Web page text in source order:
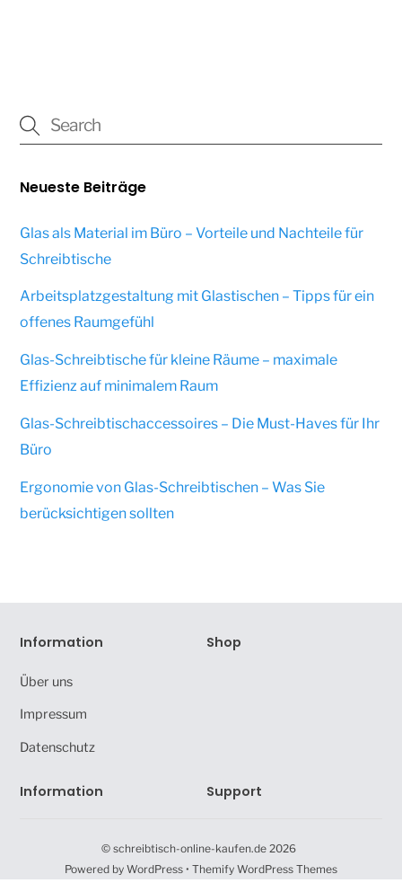
Neueste Beiträge
Glas als Material im Büro – Vorteile und Nachteile für
Schreibtische
Arbeitsplatzgestaltung mit Glastischen – Tipps für ein
offenes Raumgefühl
Glas-Schreibtische für kleine Räume – maximale
Effizienz auf minimalem Raum
Glas-Schreibtischaccessoires – Die Must-Haves für Ihr
Büro
Ergonomie von Glas-Schreibtischen – Was Sie
berücksichtigen sollten
Information
Über uns
Impressum
Datenschutz
Shop
Information Support
©schreibtisch-online-kaufen.de 2026
Powered by WordPress • Themify WordPress Themes